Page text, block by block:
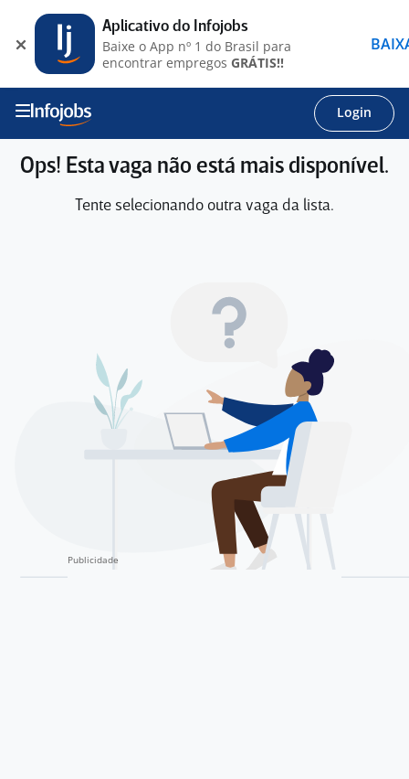
Login
Ops! Esta vaga não está mais disponível.
Tente selecionando outra vaga da lista.
Aplicativo do Infojobs
Baixe o App nº 1 do Brasil para
encontrar empregos GRÁTIS!!